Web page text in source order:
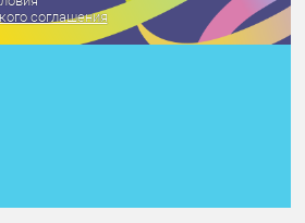
соглашения